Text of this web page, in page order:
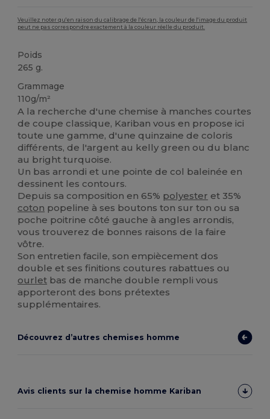
Veuillez noter qu'en raison du calibrage de l'écran, la couleur de l'image du produit
peut ne pas correspondre exactement à la couleur réelle du produit.
Poids
265 g.
Grammage
110g/m²
A la recherche d'une chemise à manches courtes
de coupe classique, Kariban vous en propose ici
toute une gamme, d'une quinzaine de coloris
différents, de l'argent au kelly green ou du blanc
au bright turquoise.
Un bas arrondi et une pointe de col baleinée en
dessinent les contours.
Depuis sa composition en 65% polyester et 35%
coton popeline à ses boutons ton sur ton ou sa
poche poitrine côté gauche à angles arrondis,
vous trouverez de bonnes raisons de la faire
vôtre.
Son entretien facile, son empiècement dos
double et ses finitions coutures rabattues ou
ourlet bas de manche double rempli vous
apporteront des bons prétextes
supplémentaires.
Découvrez d’autres chemises homme
Avis clients sur la chemise homme Kariban